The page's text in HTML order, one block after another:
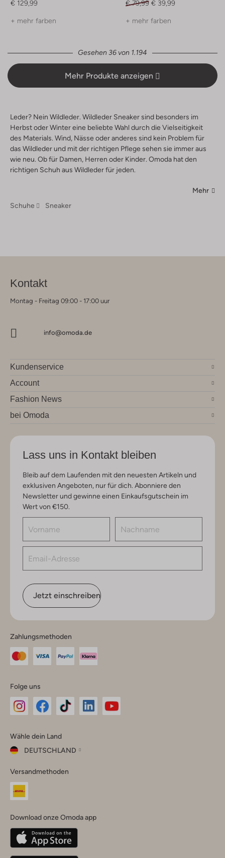
€ 129,99
+ mehr farben
€ 79,99 € 39,99
+ mehr farben
Gesehen 36 von 1.194
Mehr Produkte anzeigen
Leder? Nein Wildleder. Wildleder Sneaker sind besonders im
Herbst oder Winter eine beliebte Wahl durch die Vielseitigkeit
des Materials. Wind, Nässe oder anderes sind kein Problem für
das Wildleder und mit der richtigen Pflege sehen sie immer aus
wie neu. Ob für Damen, Herren oder Kinder. Omoda hat den
richtigen Schuh aus Wildleder für jeden.
Mehr
Schuhe
Sneaker
Kontakt
Montag - Freitag 09:00 - 17:00 uur
info@omoda.de
Kundenservice
Account
Fashion News
bei Omoda
Lass uns in Kontakt bleiben
Bleib auf dem Laufenden mit den neuesten Artikeln und
exklusiven Angeboten, nur für dich. Abonniere den
Newsletter und gewinne einen Einkaufsgutschein im
Wert von €150.
Jetzt einschreiben
Zahlungsmethoden
Folge uns
Instagram
Facebook
TikTok
Wähle dein Land
DEUTSCHLAND
dein
Land
Belgique(Français)
Deutschland
Versandmethoden
Download onze Omoda app